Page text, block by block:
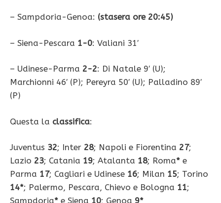
– Sampdoria-Genoa: (stasera ore 20:45)
– Siena-Pescara 1-0: Valiani 31′
– Udinese-Parma 2-2: Di Natale 9′ (U);
Marchionni 46′ (P); Pereyra 50′ (U); Palladino 89′
(P)
Questa la classifica:
Juventus 32; Inter 28; Napoli e Fiorentina 27;
Lazio 23; Catania 19; Atalanta 18; Roma* e
Parma 17; Cagliari e Udinese 16; Milan 15; Torino
14*; Palermo, Pescara, Chievo e Bologna 11;
Sampdoria* e Siena 10; Genoa 9*